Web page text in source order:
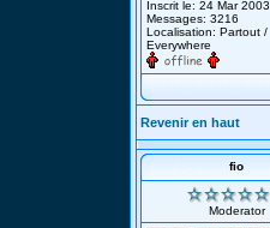
Inscrit le: 24 Mar 2003
Messages: 3216
Localisation: Partout /
Everywhere
Revenir en haut
fio
Moderator